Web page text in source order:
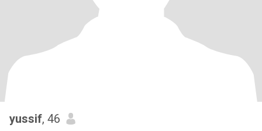
yussif, 46